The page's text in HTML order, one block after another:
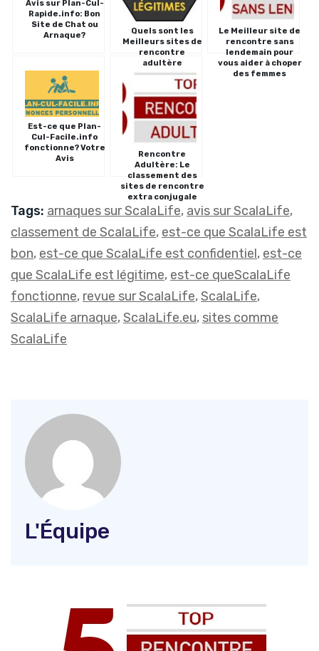
Avis sur Plan-Cul-
Rapide.info: Bon
Site de Chat ou
Arnaque?
Quels sont les
Meilleurs sites de
rencontre
adultère
Le Meilleur site de
rencontre sans
lendemain pour
vous aider à choper
des femmes
Est-ce que Plan-
Cul-Facile.info
fonctionne? Votre
Avis
Rencontre
Adultère: Le
classement des
sites de rencontre
extra conjugale
Tags: arnaques sur ScalaLife, avis sur ScalaLife,
classement de ScalaLife, est-ce que ScalaLife est
bon, est-ce que ScalaLife est confidentiel, est-ce
que ScalaLife est légitime, est-ce queScalaLife
fonctionne, revue sur ScalaLife,ScalaLife,
ScalaLife arnaque,ScalaLife.eu, sites comme
ScalaLife
L'Équipe